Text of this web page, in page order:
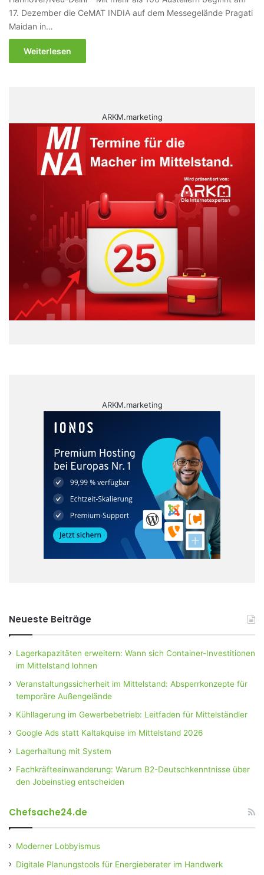
17. Dezember die CeMAT INDIA auf dem Messegelände Pragati
Maidan in…
Weiterlesen
ARKM.marketing
ARKM.marketing
Neueste Beiträge
Lagerkapazitäten erweitern: Wann sich Container-Investitionen
im Mittelstand lohnen
Veranstaltungssicherheit im Mittelstand: Absperrkonzepte für
temporäre Außengelände
Kühllagerung im Gewerbebetrieb: Leitfaden für Mittelständler
Google Ads statt Kaltakquise im Mittelstand 2026
Lagerhaltung mit System
Fachkräfteeinwanderung: Warum B2-Deutschkenntnisse über
den Jobeinstieg entscheiden
Chefsache24.de
Moderner Lobbyismus
Digitale Planungstools für Energieberater im Handwerk